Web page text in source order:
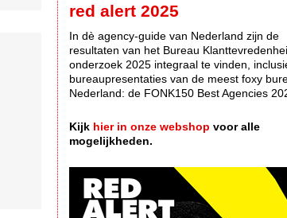
red alert 2025
In dè agency-guide van Nederland zijn de
resultaten van het Bureau
onderzoek 2025 integraal te vinden,
bureaupresentaties van de meest foxy
Nederland: de FONK150 Best Agencies
Kijk hier in onze webshop voor alle
mogelijkheden.